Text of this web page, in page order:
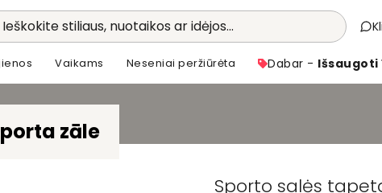
Ieškokite stiliaus, nuotaikos ar idėjos...
Vaikams Neseniai peržiūrėta Dabar - Išsaugoti
zāle
Sporto salės